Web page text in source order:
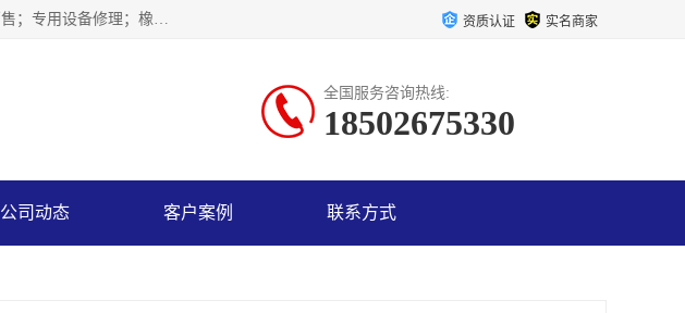
天津永腾气体销售有限公司成立于2020年，注册地位于天津市滨海新区。经营范围包括：专用化学产品销售；专用设备修理；橡胶制品销售；气体压缩机械销售；特种设备销售；仪器仪表销售；机械设备租赁；五金产品批发；食品添加剂销售等，主要供应：氧气、乙炔、氮气、氩气、氢气、氦气、液氨、液氮、一氧化碳、二氧化碳等，各种工业气体，高纯气体，食品级气体。 资质认证 实名商家
全国服务咨询热线:
18502675330
公司动态 客户案例 联系方式